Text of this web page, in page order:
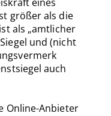
größer als die
als „amtlicher
und (nicht
auch
Online-Anbieter